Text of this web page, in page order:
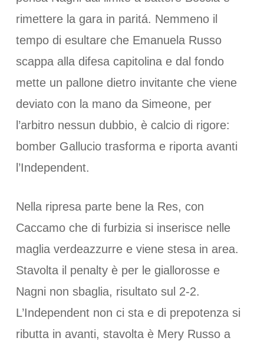
rimettere la gara in paritá. Nemmeno il
tempo di esultare che Emanuela Russo
scappa alla difesa capitolina e dal fondo
mette un pallone dietro invitante che viene
deviato con la mano da Simeone, per
l’arbitro nessun dubbio, è calcio di rigore:
bomber Gallucio trasforma e riporta avanti
l’Independent.
Nella ripresa parte bene la Res, con
Caccamo che di furbizia si inserisce nelle
maglia verdeazzurre e viene stesa in area.
Stavolta il penalty è per le giallorosse e
Nagni non sbaglia, risultato sul 2-2.
L’Independent non ci sta e di prepotenza si
ributta in avanti, stavolta è Mery Russo a